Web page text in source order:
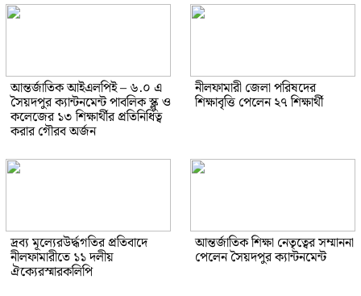
আন্তর্জাতিক আইএলপিই – ৬.০ এ
সৈয়দপুর ক্যান্টনমেন্ট পাবলিক স্ক্লু ও
কলেজের ১৩ শিক্ষার্থীর প্রতিনিধিত্ব
করার গৌরব অর্জন
নীলফামারী জেলা পরিষদের
শিক্ষাবৃত্তি পেলেন ২৭ শিক্ষার্থী
দ্রব্য মূল্যেরউর্দ্ধগতির প্রতিবাদে
নীলফামারীতে ১১ দলীয়
ঐক্যেরস্মারকলিপি
আন্তর্জাতিক শিক্ষা নেতৃত্বের সম্মাননা
পেলেন সৈয়দপুর ক্যান্টনমেন্ট